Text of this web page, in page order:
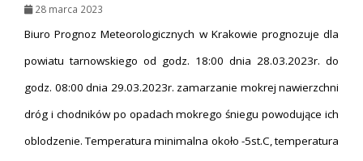
28 marca 2023
Biuro Prognoz Meteorologicznych w Krakowie prognozuje dla
powiatu tarnowskiego od godz. 18:00 dnia 28.03.2023r. do
godz. 08:00 dnia 29.03.2023r. zamarzanie mokrej nawierzchni
dróg i chodników po opadach mokrego śniegu powodujące ich
oblodzenie. Temperatura minimalna około -5st.C, temperatura